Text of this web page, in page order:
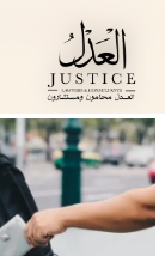
المحتوى
المدونة القانونية